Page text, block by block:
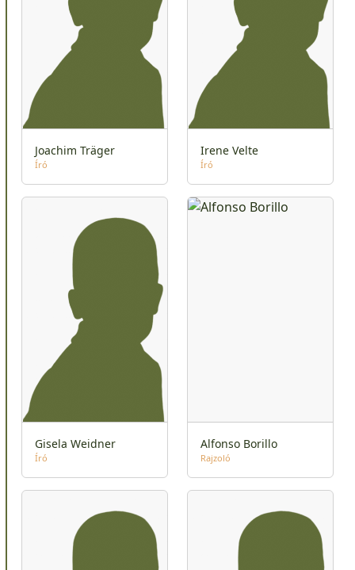
Joachim Träger
Író
Irene Velte
Író
Gisela Weidner
Író
Alfonso Borillo
Rajzoló